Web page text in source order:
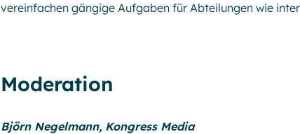
vereinfachen gängige Aufgaben für Abteilungen wie
Moderation
Björn Negelmann, Kongress Media